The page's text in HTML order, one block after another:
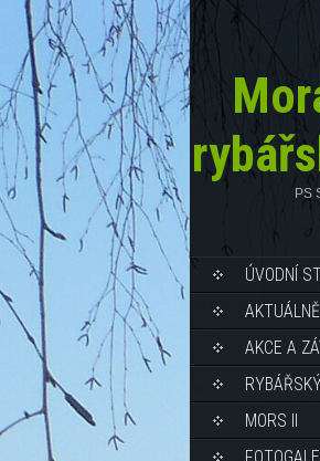
PS
ÚVODNÍ
AKTUÁLNĚ
AKCE A
MORS II